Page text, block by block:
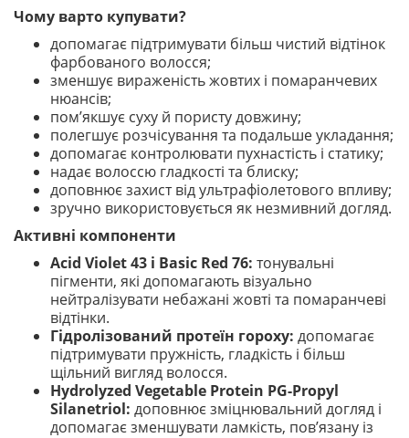
Чому варто купувати?
допомагає підтримувати більш чистий відтінок
фарбованого волосся;
зменшує вираженість жовтих і помаранчевих
нюансів;
пом’якшує суху й пористу довжину;
полегшує розчісування та подальше укладання;
допомагає контролювати пухнастість і статику;
надає волоссю гладкості та блиску;
доповнює захист від ультрафіолетового впливу;
зручно використовується як незмивний догляд.
Активні компоненти
Acid Violet 43 і Basic Red 76: тонувальні
пігменти, які допомагають візуально
нейтралізувати небажані жовті та помаранчеві
відтінки.
Гідролізований протеїн гороху: допомагає
підтримувати пружність, гладкість і більш
щільний вигляд волосся.
Hydrolyzed Vegetable Protein PG-Propyl
Silanetriol: доповнює зміцнювальний догляд і
допомагає зменшувати ламкість, пов’язану із